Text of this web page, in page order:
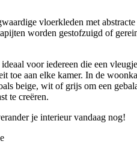
vloerkleden met
worden gestofzuigd of
voor iedereen die een
toe aan elke kamer. In de
beige, wit of grijs om een
te creëren.
je interieur vandaag nog!